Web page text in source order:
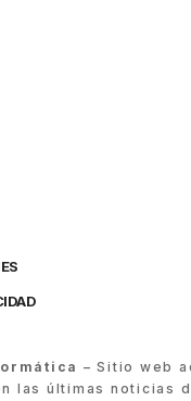
– Sitio web
las últimas noticias